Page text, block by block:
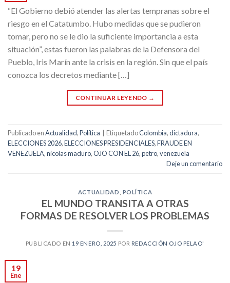
“El Gobierno debió atender las alertas tempranas sobre el
riesgo en el Catatumbo. Hubo medidas que se pudieron
tomar, pero no se le dio la suficiente importancia a esta
situación”, estas fueron las palabras de la Defensora del
Pueblo, Iris Marín ante la crisis en la región. Sin que el país
conozca los decretos mediante […]
CONTINUAR LEYENDO →
Publicado enActualidad,Política EtiquetadoColombia,dictadura,
ELECCIONES 2026,ELECCIONES PRESIDENCIALES,FRAUDE EN
VENEZUELA,nicolas maduro,OJO CON EL 26,petro,venezuela
Deje un comentario
ACTUALIDAD POLÍTICA
EL MUNDO TRANSITA A OTRAS
FORMAS DE RESOLVER LOS PROBLEMAS
PUBLICADO EN 19 ENERO, 2025 POR REDACCIÓN OJO PELAO'
19
Ene